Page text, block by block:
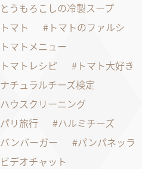
とうもろこしの冷製スープ
トマト
トマトのファルシ
トマトメニュー
トマトレシピ
トマト大好き
ナチュラルチーズ検定
ハウスクリーニング
パリ旅行
ハルミチーズ
バンバーガー
パンパネッラ
ビデオチャット